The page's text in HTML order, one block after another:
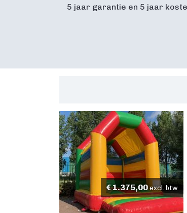
5 jaar garantie en 5 jaar
€1.375,00 excl. btw